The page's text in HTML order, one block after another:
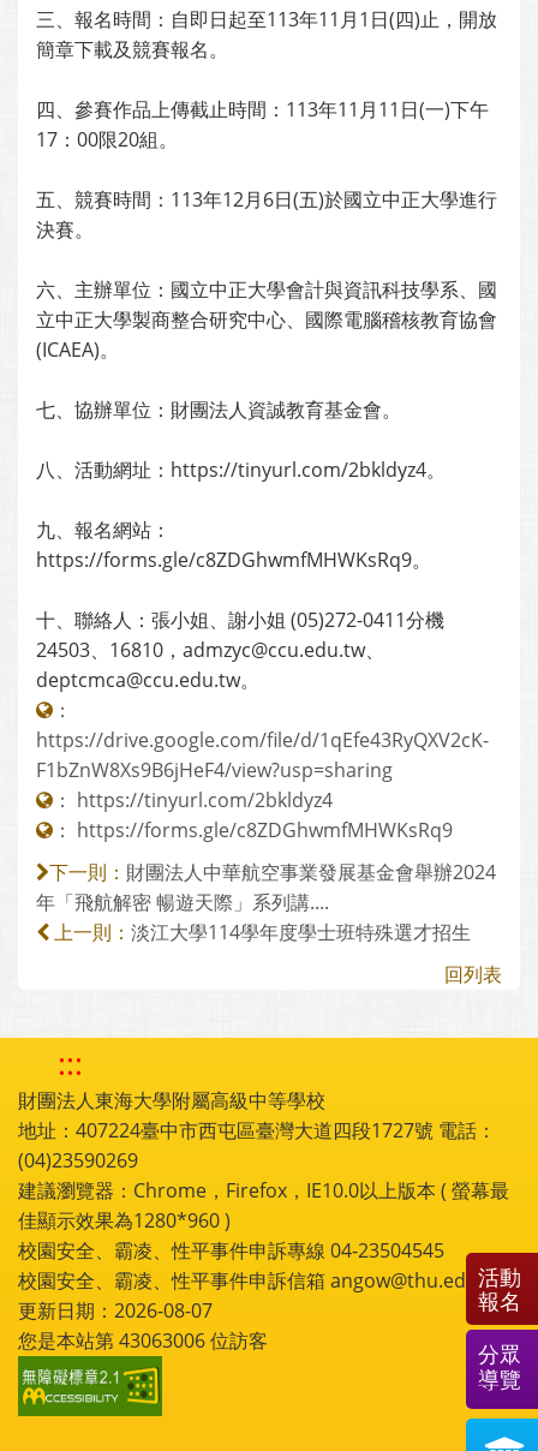
三、報名時間：自即日起至113年11月1日(四)止，開放
簡章下載及競賽報名。
四、參賽作品上傳截止時間：113年11月11日(一)下午
17：00限20組。
五、競賽時間：113年12月6日(五)於國立中正大學進行
決賽。
六、主辦單位：國立中正大學會計與資訊科技學系、國
立中正大學製商整合研究中心、國際電腦稽核教育協會
(ICAEA)。
七、協辦單位：財團法人資誠教育基金會。
八、活動網址：https://tinyurl.com/2bkldyz4。
九、報名網站：
https://forms.gle/c8ZDGhwmfMHWKsRq9。
十、聯絡人：張小姐、謝小姐 (05)272-0411分機
24503、16810，admzyc@ccu.edu.tw、
deptcmca@ccu.edu.tw。
：
https://drive.google.com/file/d/1qEfe43RyQXV2cK-
F1bZnW8Xs9B6jHeF4/view?usp=sharing
： https://tinyurl.com/2bkldyz4
： https://forms.gle/c8ZDGhwmfMHWKsRq9
下一則： 財團法人中華航空事業發展基金會舉辦2024
年「飛航解密 暢遊天際」系列講....
上一則： 淡江大學114學年度學士班特殊選才招生
回列表
:::
財團法人東海大學附屬高級中等學校
地址：407224臺中市西屯區臺灣大道四段1727號 電話：
(04)23590269
建議瀏覽器：Chrome，Firefox，IE10.0以上版本 ( 螢幕最
佳顯示效果為1280*960 )
校園安全、霸凌、性平事件申訴專線 04-23504545
校園安全、霸凌、性平事件申訴信箱 angow@thu.edu.tw
更新日期：2026-08-07
您是本站第43063006位訪客
活動
報名
分眾
導覽